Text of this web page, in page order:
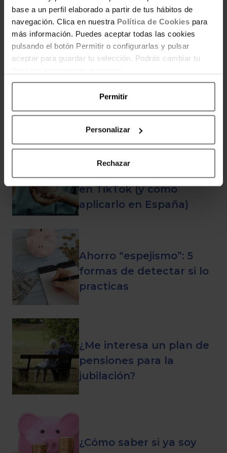
base a un perfil elaborado a partir de tus hábitos de
navegación. Clica en nuestra Política de Cookies para
más información. Puedes aceptar todas las cookies
pulsando el botón Permitir o configurarlas y pulsar
aceptar para guardar tu selección. Podrás cambiar tu
Permitir
Personalizar
Rechazar
POR ELENA DJUKIC
Buscadora de muestras, pruébalo
gratis, cupones y más promociones
que te ayuden a ahorrar.
ENTRADAS RELACIONADAS
Cash stuffing: el método
de los sobres que arrasa
en TikTok (y cómo
aplicarlo en España)
Ahorro “espejismo”: 5
formas de detectar si lo
practicas
¿Me interesa un plan de
pensiones para la
jubilación?
¿Cómo saber si ya soy